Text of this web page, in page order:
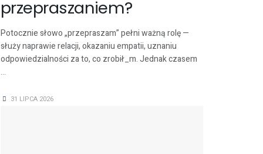
przepraszaniem?
Potocznie słowo „przepraszam” pełni ważną rolę —
służy naprawie relacji, okazaniu empatii, uznaniu
odpowiedzialności za to, co zrobił_m. Jednak czasem
...
31 LIPCA 2026